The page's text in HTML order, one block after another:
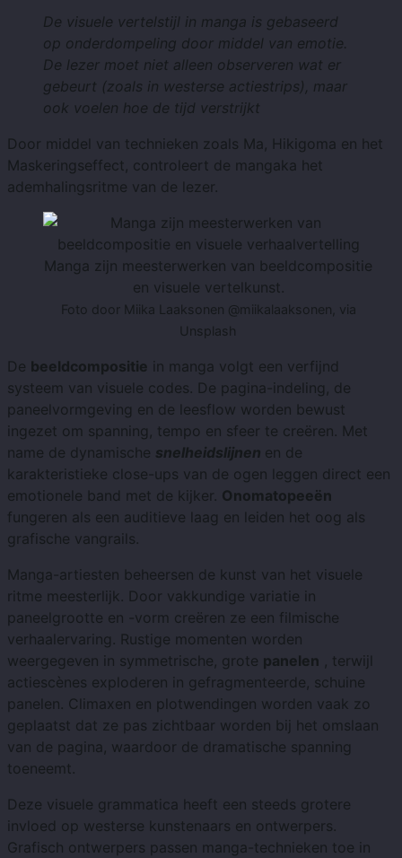
De visuele vertelstijl in manga is gebaseerd
op onderdompeling door middel van emotie.
De lezer moet niet alleen observeren wat er
gebeurt (zoals in westerse actiestrips), maar
ook voelen hoe de tijd verstrijkt
Door middel van technieken zoals Ma, Hikigoma en het
Maskeringseffect, controleert de mangaka het
ademhalingsritme van de lezer.
Manga zijn meesterwerken van beeldcompositie
en visuele vertelkunst.
Foto door Miika Laaksonen @miikalaaksonen, via
Unsplash
De beeldcompositie in manga volgt een verfijnd
systeem van visuele codes. De pagina-indeling, de
paneelvormgeving en de leesflow worden bewust
ingezet om spanning, tempo en sfeer te creëren. Met
name de dynamische snelheidslijnen en de
karakteristieke close-ups van de ogen leggen direct een
emotionele band met de kijker. Onomatopeeën
fungeren als een auditieve laag en leiden het oog als
grafische vangrails.
Manga-artiesten beheersen de kunst van het visuele
ritme meesterlijk. Door vakkundige variatie in
paneelgrootte en -vorm creëren ze een filmische
verhaalervaring. Rustige momenten worden
weergegeven in symmetrische, grote panelen , terwijl
actiescènes exploderen in gefragmenteerde, schuine
panelen. Climaxen en plotwendingen worden vaak zo
geplaatst dat ze pas zichtbaar worden bij het omslaan
van de pagina, waardoor de dramatische spanning
toeneemt.
Deze visuele grammatica heeft een steeds grotere
invloed op westerse kunstenaars en ontwerpers.
Grafisch ontwerpers passen manga-technieken toe in